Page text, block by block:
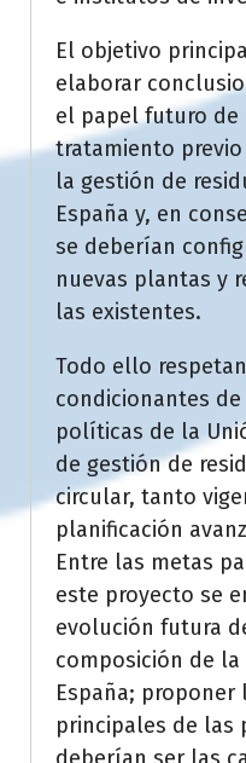
El objetivo
elaborar
el papel futuro de
tratamiento
la gestión de
España y, en
se deberían
nuevas plantas y
las existentes.
Todo ello
condicionantes
políticas de la
de gestión de
circular, tanto
planificación
Entre las metas
este proyecto se
evolución futura
composición de
España; proponer
principales de las